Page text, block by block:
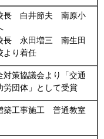
長 白井節夫 南原小
長 永田増三 南生田
より着任
対策協議会より「交通
労団体」として受賞
築工事施工 普通教室